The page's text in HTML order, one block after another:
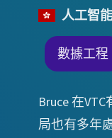
人工智
數據工程
Bruce 在
局也有多年